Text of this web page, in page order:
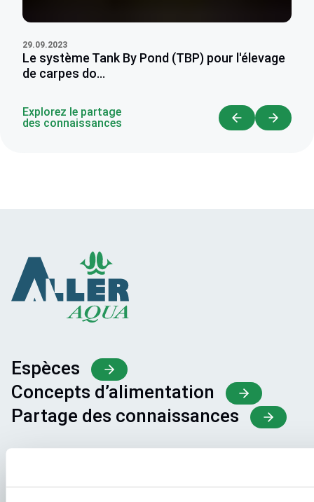
29.09.2023
Le système Tank By Pond (TBP) pour l'élevage
de carpes do...
Explorez le partage
des connaissances
Espèces
Concepts d’alimentation
Partage des connaissances